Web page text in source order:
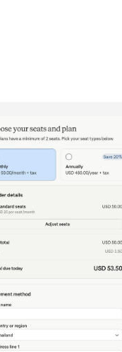
ราะตอนนี้แค่ 2 คน ก็สมัคร
ษาอื่น / Other language:
น